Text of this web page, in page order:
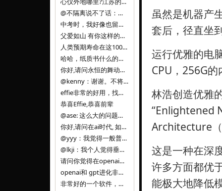
@不隔离说不了话：确实，一晃三年。
中考时，我好像也留言过的，可乐好像和我们考得差不多。 一晃三年，我们江苏24年，物化生612分，女孩。 其实高考只是长跑的
父爱如山 有你这样的父亲做后盾，可乐未来的路一定会走得踏实又精彩
人类预期寿命在这100年，每2-3年增长一岁，到你们这一代大概率能到100岁，46岁还是正当年,可能不是八九点中的太阳了，但还是1
哈哈，纸质书什么的目前没有打算和计划，微信读书我不太熟悉，研究看看。目前，我只发在自己博客和起点上。关于小说内容方面，谢谢你的建议
你好,请问永恒的舞动什么时候可以出版纸质书,或者登陆微信读书.另外小说内容能不能更大气一些,不要只是局限于与一对男女的爱情和ai安
@kenny：谢谢。不将GIF显示为动图，主要是考虑到Effie本身的“极简、无干扰”的设计哲学，动图无疑是“干扰”之一。
effie非常的好用，找了很多年，终于找到这款，已经推荐给身边不少朋友使用和付费。有个小建议，文档里面是否可以增加gif的动图显示
恭喜Effie,恭喜前辈
@ase: 这么大的问题，我觉得我并没有答案。又或者说，每个人（公司）有自己的答案。
你好,请问在ai时代, 如何做软件. 是像以前那样,先构建软件的功能界面和服务,比如Office,嘀嘀打车,airbnb那样的界面
@yyy：我觉得一般普通人（非技术类以及非AI专业领域的人）会接触到的大语言模型肯定是大厂的超级模型。开源模型以后会更多被用在垂直
@lkji：我个人觉得垂直模型会自成一条发展线路的。AI 落地实际应用，一定还是垂直领域会更多。只是，垂直领域每个领域都不大，所以
请问你觉得在openai大语言模型一日千里的情况下，人们还需要去了解学习理解使用开源模型吗，还是说只需要使用openai的大语言模
openai和 gpt进化非常快， 还有垂直模型的机会吗
非常好的一个软件，恭喜。
虽然是机器产
套后，径直坐
运行优雅的电
CPU，256G
林浩创造优雅
“Enlightened
Architecture
这是一种在深
许多方面都优
能极大地降低